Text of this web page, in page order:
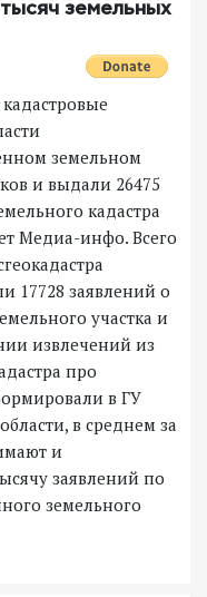
земельных
земельном
и выдали 26475
кадастра
Медиа-инфо. Всего
17728 заявлений о
участка и
извлечений из
про
в ГУ
в среднем за
и
заявлений по
земельного